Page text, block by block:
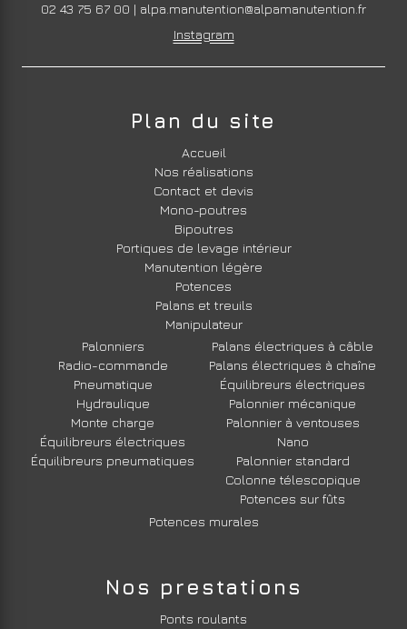
02 43 75 67 00 | alpa.manutention@alpamanutention.fr
Instagram
Plan du site
Accueil
Nos réalisations
Contact et devis
Mono-poutres
Bipoutres
Portiques de levage intérieur
Manutention légère
Potences
Palans et treuils
Manipulateur
Palonniers
Radio-commande
Pneumatique
Hydraulique
Monte charge
Équilibreurs électriques
Équilibreurs pneumatiques
Palans électriques à câble
Palans électriques à chaîne
Équilibreurs électriques
Palonnier mécanique
Palonnier à ventouses
Nano
Palonnier standard
Colonne télescopique
Potences sur fûts
Potences murales
Nos prestations
Ponts roulants